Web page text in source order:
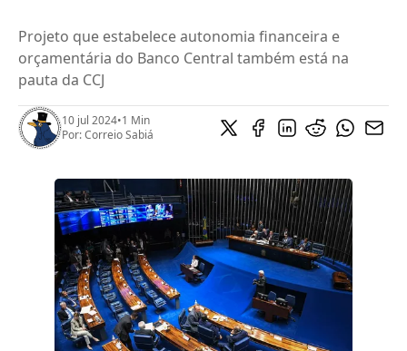
PARTICIPE
Projeto que estabelece autonomia financeira e
orçamentária do Banco Central também está na
pauta da CCJ
10 jul 2024•1 Min
Por:Correio Sabiá